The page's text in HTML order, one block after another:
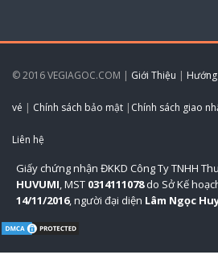
© 2016 VEGIAGOC.COM | Giới Thiệu |
vé | Chính sách bảo mật | Chính sách giao
Liên hệ
Giấy chứng nhận ĐKKD Công Ty TNHH
HUVUMI , MST 0314111078do Sở Kế
14/11/2016, người đại diện Lâm Ngọc